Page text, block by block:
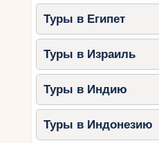
Туры в Египет
Туры в Израиль
Туры в Индию
Туры в Индонезию